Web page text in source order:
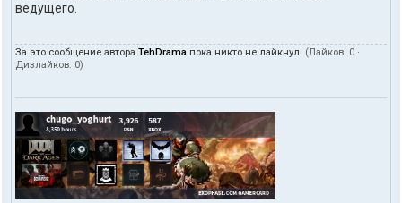
ведущего.
За это сообщение автора TehDrama пока никто не лайкнул. (Лайков: 0 ·
Дизлайков: 0)